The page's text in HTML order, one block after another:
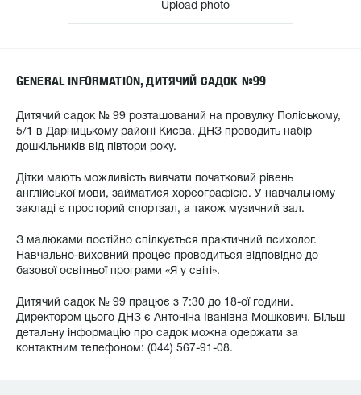
Upload photo
GENERAL INFORMATION, ДИТЯЧИЙ САДОК №99
Дитячий садок № 99 розташований на провулку Поліському,
5/1 в Дарницькому районі Києва. ДНЗ проводить набір
дошкільників від півтори року.
Дітки мають можливість вивчати початковий рівень
англійської мови, займатися хореографією. У навчальному
закладі є просторий спортзал, а також музичний зал.
З малюками постійно спілкується практичний психолог.
Навчально-виховний процес проводиться відповідно до
базової освітньої програми «Я у світі».
Дитячий садок № 99 працює з 7:30 до 18-ої години.
Директором цього ДНЗ є Антоніна Іванівна Мошкович. Більш
детальну інформацію про садок можна одержати за
контактним телефоном: (044) 567-91-08.